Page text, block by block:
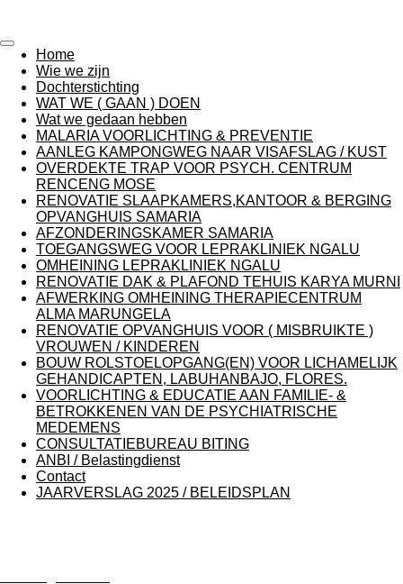
naar
hoofdinhoud
Home
Wie we zijn
Dochterstichting
WAT WE ( GAAN ) DOEN
Wat we gedaan hebben
MALARIA VOORLICHTING & PREVENTIE
AANLEG KAMPONGWEG NAAR VISAFSLAG / KUST
OVERDEKTE TRAP VOOR PSYCH. CENTRUM
RENCENG MOSE
RENOVATIE SLAAPKAMERS,KANTOOR & BERGING
OPVANGHUIS SAMARIA
AFZONDERINGSKAMER SAMARIA
TOEGANGSWEG VOOR LEPRAKLINIEK NGALU
OMHEINING LEPRAKLINIEK NGALU
RENOVATIE DAK & PLAFOND TEHUIS KARYA MURNI
AFWERKING OMHEINING THERAPIECENTRUM
ALMA MARUNGELA
RENOVATIE OPVANGHUIS VOOR ( MISBRUIKTE )
VROUWEN / KINDEREN
BOUW ROLSTOELOPGANG(EN) VOOR LICHAMELIJK
GEHANDICAPTEN, LABUHANBAJO, FLORES.
VOORLICHTING & EDUCATIE AAN FAMILIE- &
BETROKKENEN VAN DE PSYCHIATRISCHE
MEDEMENS
CONSULTATIEBUREAU BITING
ANBI / Belastingdienst
Contact
JAARVERSLAG 2025 / BELEIDSPLAN